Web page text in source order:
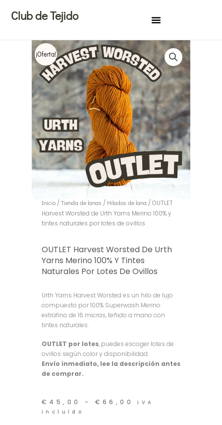
contenido
Club de Tejido
¡Oferta!
Inicio /Tienda de lanas / Hilados de lana / OUTLET
Harvest Worsted de Urth Yarns Merino 100% y
tintes naturales por lotes de ovillos
OUTLET Harvest Worsted De Urth
Yarns Merino 100% Y Tintes
Naturales Por Lotes De Ovillos
Urth Yarns Harvest Worsted es un hilo de lujo
compuesto por 100% Superwash Merino
extrafino de 16 micras, teñido a mano con
tintes naturales.
OUTLET por lotes, puedes escoger lotes de
ovillos según color y disponibilidad.
Envío inmediato, lee la descripción antes
de comprar.
€ 45,00 - €66,00
Rango
IVA
incluído